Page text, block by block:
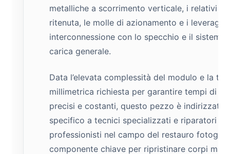
metalliche a scorrimento verticale, i relativi
ritenuta, le molle di azionamento e i leveraggi
interconnessione con lo specchio e il sistema
carica generale.
Data l’elevata complessità del modulo e la
millimetrica richiesta per garantire tempi di
precisi e costanti, questo pezzo è indirizzato
specifico a tecnici specializzati e riparatori
professionisti nel campo del restauro
componente chiave per ripristinare corpi